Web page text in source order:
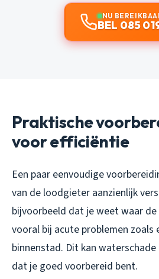
NU
BEL 085
Praktische
voor efficiëntie
Een paar eenvoudige
van de loodgieter aanzienlijk
bijvoorbeeld dat je weet waar
vooral bij acute problemen zoals
binnenstad. Dit kan
dat je goed voorbereid bent.